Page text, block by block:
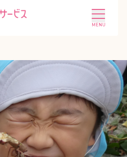
選ばれる理由
ニュース